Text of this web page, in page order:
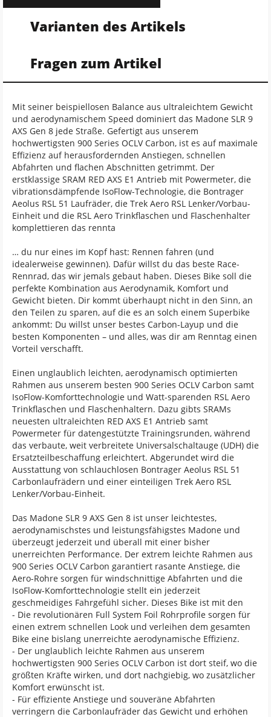
Varianten des Artikels
Fragen zum Artikel
Mit seiner beispiellosen Balance aus ultraleichtem Gewicht
und aerodynamischem Speed dominiert das Madone SLR 9
AXS Gen 8 jede Straße. Gefertigt aus unserem
hochwertigsten 900 Series OCLV Carbon, ist es auf maximale
Effizienz auf herausfordernden Anstiegen, schnellen
Abfahrten und flachen Abschnitten getrimmt. Der
erstklassige SRAM RED AXS E1 Antrieb mit Powermeter, die
vibrationsdämpfende IsoFlow-Technologie, die Bontrager
Aeolus RSL 51 Laufräder, die Trek Aero RSL Lenker/Vorbau-
Einheit und die RSL Aero Trinkflaschen und Flaschenhalter
komplettieren das rennta
… du nur eines im Kopf hast: Rennen fahren (und
idealerweise gewinnen). Dafür willst du das beste Race-
Rennrad, das wir jemals gebaut haben. Dieses Bike soll die
perfekte Kombination aus Aerodynamik, Komfort und
Gewicht bieten. Dir kommt überhaupt nicht in den Sinn, an
den Teilen zu sparen, auf die es an solch einem Superbike
ankommt: Du willst unser bestes Carbon-Layup und die
besten Komponenten – und alles, was dir am Renntag einen
Vorteil verschafft.
Einen unglaublich leichten, aerodynamisch optimierten
Rahmen aus unserem besten 900 Series OCLV Carbon samt
IsoFlow-Komforttechnologie und Watt-sparenden RSL Aero
Trinkflaschen und Flaschenhaltern. Dazu gibts SRAMs
neuesten ultraleichten RED AXS E1 Antrieb samt
Powermeter für datengestützte Trainingsrunden, während
das verbaute, weit verbreitete Universalschaltauge (UDH) die
Ersatzteilbeschaffung erleichtert. Abgerundet wird die
Ausstattung von schlauchlosen Bontrager Aeolus RSL 51
Carbonlaufrädern und einer einteiligen Trek Aero RSL
Lenker/Vorbau-Einheit.
Das Madone SLR 9 AXS Gen 8 ist unser leichtestes,
aerodynamischstes und leistungsfähigstes Madone und
überzeugt jederzeit und überall mit einer bisher
unerreichten Performance. Der extrem leichte Rahmen aus
900 Series OCLV Carbon garantiert rasante Anstiege, die
Aero-Rohre sorgen für windschnittige Abfahrten und die
IsoFlow-Komforttechnologie stellt ein jederzeit
geschmeidiges Fahrgefühl sicher. Dieses Bike ist mit den
- Die revolutionären Full System Foil Rohrprofile sorgen für
einen extrem schnellen Look und verleihen dem gesamten
Bike eine bislang unerreichte aerodynamische Effizienz.
- Der unglaublich leichte Rahmen aus unserem
hochwertigsten 900 Series OCLV Carbon ist dort steif, wo die
größten Kräfte wirken, und dort nachgiebig, wo zusätzlicher
Komfort erwünscht ist.
- Für effiziente Anstiege und souveräne Abfahrten
verringern die Carbonlaufräder das Gewicht und erhöhen